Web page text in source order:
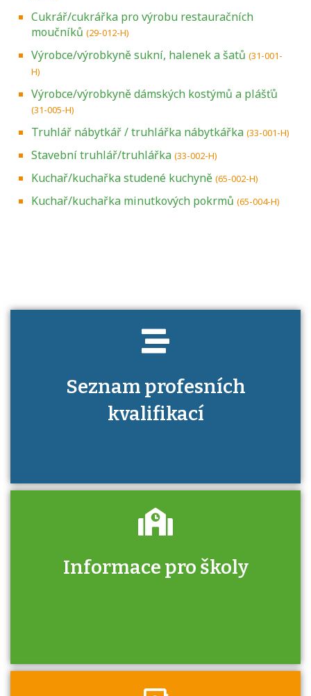
Cukrář/cukrářka pro výrobu restauračních
moučníků (29-012-H)
Výrobce/výrobkyně sukní, halenek a šatů (31-001-
H)
Výrobce/výrobkyně dámských kostýmů a plášťů
(31-005-H)
Truhlář nábytkář / truhlářka nábytkářka (33-001-H)
Stavební truhlář/truhlářka (33-002-H)
Kuchař/kuchařka studené kuchyně (65-002-H)
Kuchař/kuchařka minutkových pokrmů (65-004-H)
Seznam profesních
kvalifikací
Projděte si seznam profesních kvalifikací.
Informace pro školy
Zjistěte, jak se přihlásit ke zkoušce a kde